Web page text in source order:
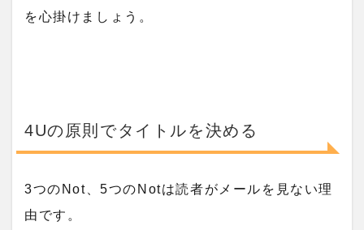
を心掛けましょう。
4Uの原則でタイトルを決める
3つのNot、5つのNotは読者がメールを見ない理
由です。